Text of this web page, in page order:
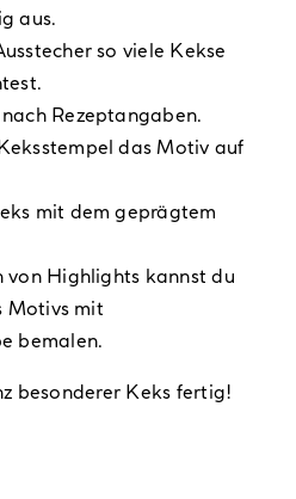
aus.
so viele Kekse
Rezeptangaben.
das Motiv auf
mit dem geprägtem
von Highlights kannst du
Motivs mit
bemalen.
besonderer Keks fertig!